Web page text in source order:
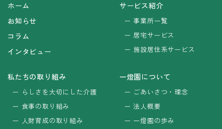
ホーム
お知らせ
コラム
インタビュー
サービス紹介
事業所一覧
居宅サービス
施設居住系サービス
私たちの取り組み
らしさを大切にした介護
食事の取り組み
人財育成の取り組み
一燈園について
ごあいさつ・理念
法人概要
一燈園の歩み